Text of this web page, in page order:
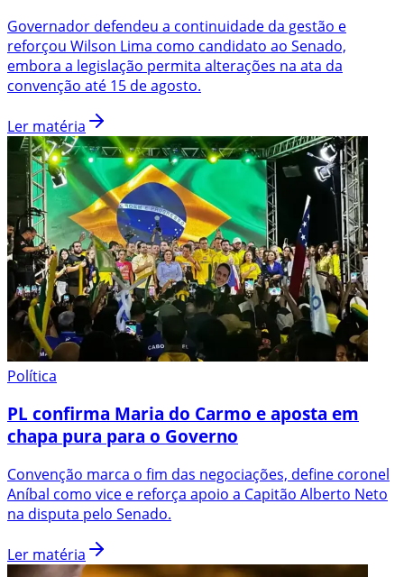
Governador defendeu a continuidade da gestão e
reforçou Wilson Lima como candidato ao Senado,
embora a legislação permita alterações na ata da
convenção até 15 de agosto.
Ler matéria
Política
PL confirma Maria do Carmo e aposta em
chapa pura para o Governo
Convenção marca o fim das negociações, define coronel
Aníbal como vice e reforça apoio a Capitão Alberto Neto
na disputa pelo Senado.
Ler matéria